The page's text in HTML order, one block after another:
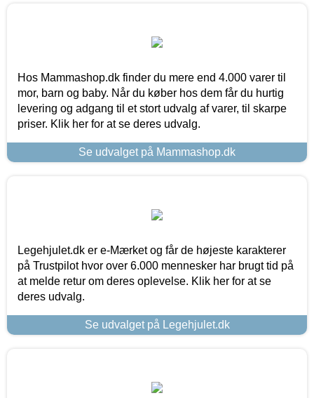
Hos Mammashop.dk finder du mere end 4.000 varer til
mor, barn og baby. Når du køber hos dem får du hurtig
levering og adgang til et stort udvalg af varer, til skarpe
priser. Klik her for at se deres udvalg.
Se udvalget på Mammashop.dk
Legehjulet.dk er e-Mærket og får de højeste karakterer
på Trustpilot hvor over 6.000 mennesker har brugt tid på
at melde retur om deres oplevelse. Klik her for at se
deres udvalg.
Se udvalget på Legehjulet.dk